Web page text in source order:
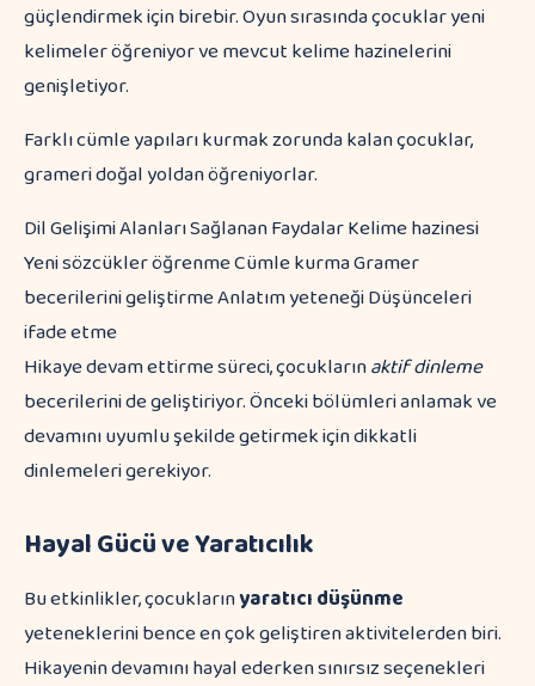
güçlendirmek için birebir. Oyun sırasında çocuklar yeni
kelimeler öğreniyor ve mevcut kelime hazinelerini
genişletiyor.
Farklı cümle yapıları kurmak zorunda kalan çocuklar,
grameri doğal yoldan öğreniyorlar.
Dil Gelişimi Alanları Sağlanan Faydalar Kelime hazinesi
Yeni sözcükler öğrenme Cümle kurma Gramer
becerilerini geliştirme Anlatım yeteneği Düşünceleri
ifade etme
Hikaye devam ettirme süreci, çocuklarınaktif dinleme
becerilerini de geliştiriyor. Önceki bölümleri anlamak ve
devamını uyumlu şekilde getirmek için dikkatli
dinlemeleri gerekiyor.
Hayal Gücü ve Yaratıcılık
Bu etkinlikler, çocuklarınyaratıcı düşünme
yeteneklerini bence en çok geliştiren aktivitelerden biri.
Hikayenin devamını hayal ederken sınırsız seçenekleri